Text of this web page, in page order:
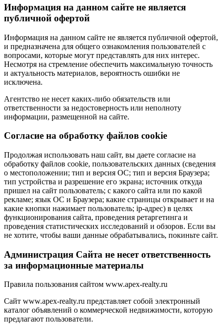
Информация на данном сайте не является
публичной офертой
Информация на данном сайте не является публичной офертой,
и предназначена для общего ознакомления пользователей с
вопросами, которые могут представлять для них интерес.
Несмотря на стремление обеспечить максимальную точность
и актуальность материалов, вероятность ошибки не
исключена.
Агентство не несет каких-либо обязательств или
ответственности за недостоверность или неполноту
информации, размещенной на сайте.
Cогласие на обработку файлов cookie
Продолжая использовать наш сайт, вы даете согласие на
обработку файлов cookie, пользовательских данных (сведения
о местоположении; тип и версия ОС; тип и версия Браузера;
тип устройства и разрешение его экрана; источник откуда
пришел на сайт пользователь; с какого сайта или по какой
рекламе; язык ОС и Браузера; какие страницы открывает и на
какие кнопки нажимает пользователь; ip-адрес) в целях
функционирования сайта, проведения ретаргетинга и
проведения статистических исследований и обзоров. Если вы
не хотите, чтобы ваши данные обрабатывались, покиньте сайт.
Администрация Сайта не несет ответственность
за информационные материалы
Правила пользования сайтом www.apex-realty.ru
Сайт www.apex-realty.ru представляет собой электронный
каталог объявлений о коммерческой недвижимости, которую
предлагают пользователи.